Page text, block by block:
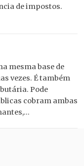
de impostos.
mesma base de
vezes. É também
Pode
cobram ambas